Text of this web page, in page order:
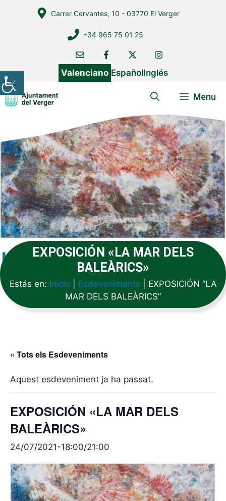
Carrer Cervantes, 10 - 03770 El Verger
+34 965 75 01 25
Valenciano EspañolInglés
Menu
EXPOSICIÓN «LA MAR DELS
BALEÀRICS»
Estás en: Inicio| Esdeveniments
EXPOSICIÓN “LA
MAR DELS BALEÀRICS”
« Tots els Esdeveniments
Aquest esdeveniment ja ha passat.
EXPOSICIÓN «LA MAR DELS
BALEÀRICS»
24/07/2021-18:00/21:00